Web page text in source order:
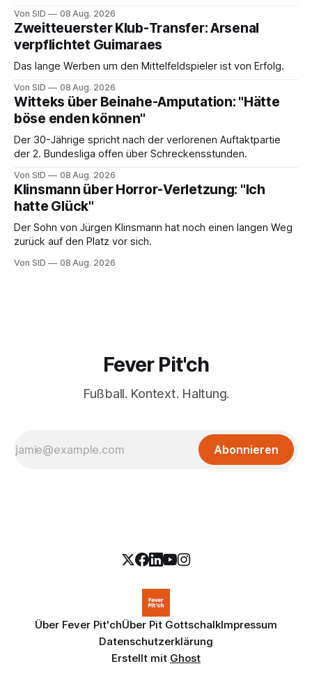
Von SID 08 Aug. 2026
Zweitteuerster Klub-Transfer: Arsenal
verpflichtet Guimaraes
Das lange Werben um den Mittelfeldspieler ist von Erfolg.
Von SID 08 Aug. 2026
Witteks über Beinahe-Amputation: "Hätte
böse enden können"
Der 30-Jährige spricht nach der verlorenen Auftaktpartie
der 2. Bundesliga offen über Schreckensstunden.
Von SID 08 Aug. 2026
Klinsmann über Horror-Verletzung: "Ich
hatte Glück"
Der Sohn von Jürgen Klinsmann hat noch einen langen Weg
zurück auf den Platz vor sich.
Von SID 08 Aug. 2026
Fever Pit'ch
Fußball. Kontext. Haltung.
Abonnieren
Über Fever Pit'chÜber Pit GottschalkImpressum
Datenschutzerklärung
Erstellt mit Ghost